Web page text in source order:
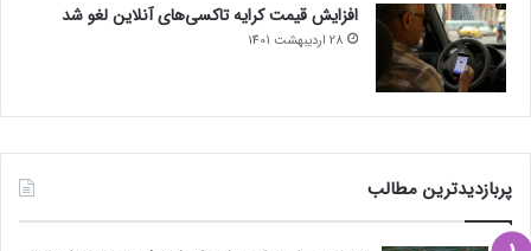
افزایش قیمت کرایه تاکسی‌های آنلاین لغو شد
28 اردیبهشت 1401
پربازدیدترین مطالب